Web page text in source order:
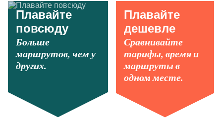
Плавайте
повсюду
Больше
маршрутов, чем у
других.
Плавайте
дешевле
Сравнивайте
тарифы, время и
маршруты в
одном месте.